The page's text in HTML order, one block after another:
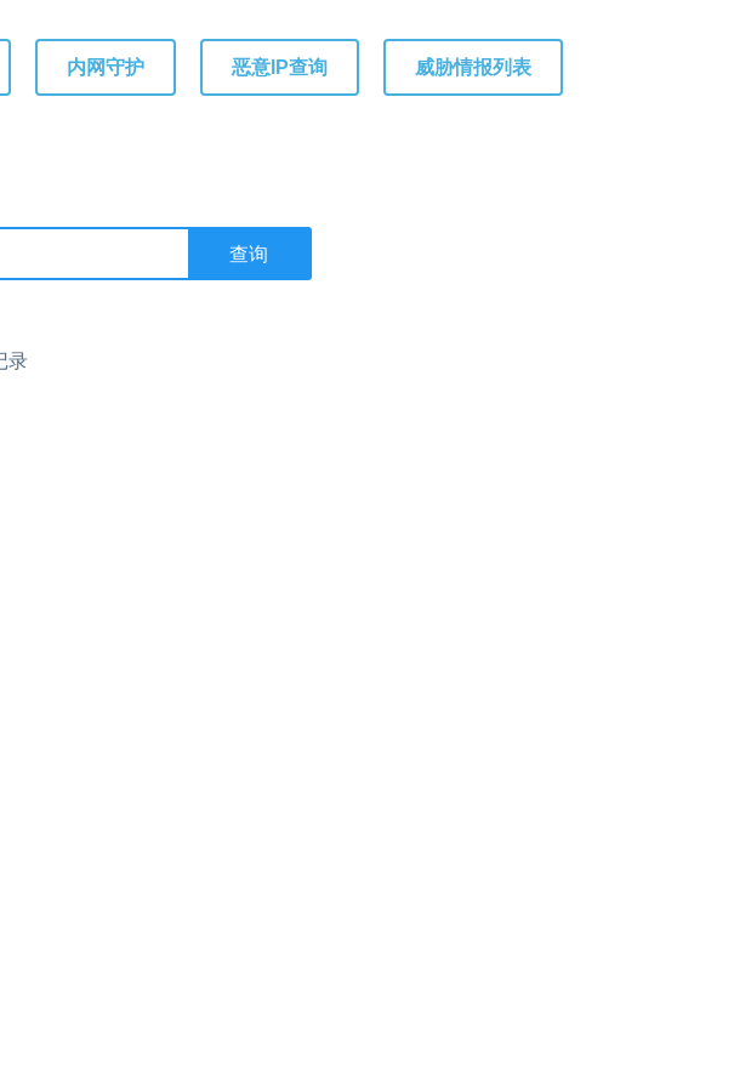
内网守护 恶意IP查询 威胁情报列表
录